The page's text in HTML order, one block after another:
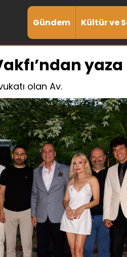
Gündem Kültür ve
olan Av.